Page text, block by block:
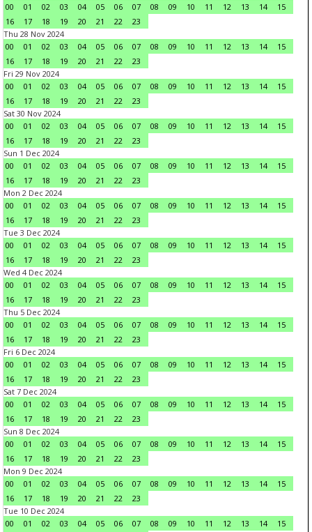
00
01 02 03 04 05 06 07 08 09 10 11 12 13 14
15
16
17 18 19 20 21 22
23
Thu 28 Nov 2024
00
01 02 03 04 05 06 07 08 09 10 11 12 13 14
15
16
17 18 19 20 21 22
23
Fri 29 Nov 2024
00
01 02 03 04 05 06 07 08 09 10 11 12 13 14
15
16
17 18 19 20 21 22
23
Sat 30 Nov 2024
00
01 02 03 04 05 06 07 08 09 10 11 12 13 14
15
16
17 18 19 20 21 22
23
Sun 1 Dec 2024
00
01 02 03 04 05 06 07 08 09 10 11 12 13 14
15
16
17 18 19 20 21 22
23
Mon 2 Dec 2024
00
01 02 03 04 05 06 07 08 09 10 11 12 13 14
15
16
17 18 19 20 21 22
23
Tue 3 Dec 2024
00
01 02 03 04 05 06 07 08 09 10 11 12 13 14
15
16
17 18 19 20 21 22
23
Wed 4 Dec 2024
00
01 02 03 04 05 06 07 08 09 10 11 12 13 14
15
16
17 18 19 20 21 22
23
Thu 5 Dec 2024
00
01 02 03 04 05 06 07 08 09 10 11 12 13 14
15
16
17 18 19 20 21 22
23
Fri 6 Dec 2024
00
01 02 03 04 05 06 07 08 09 10 11 12 13 14
15
16
17 18 19 20 21 22
23
Sat 7 Dec 2024
00
01 02 03 04 05 06 07 08 09 10 11 12 13 14
15
16
17 18 19 20 21 22
23
Sun 8 Dec 2024
00
01 02 03 04 05 06 07 08 09 10 11 12 13 14
15
16
17 18 19 20 21 22
23
Mon 9 Dec 2024
00
01 02 03 04 05 06 07 08 09 10 11 12 13 14
15
16
17 18 19 20 21 22
23
Tue 10 Dec 2024
00
01 02 03 04 05 06 07 08 09 10 11 12 13 14
15